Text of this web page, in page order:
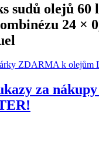
sudů olejů 60
24 ×
ZDARMA k olejům
za